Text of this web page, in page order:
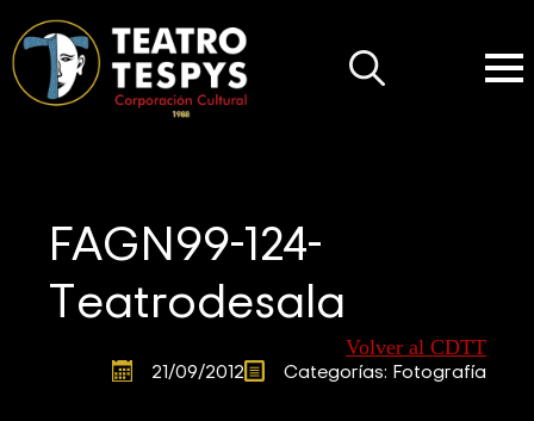
FAGN99-124-
Teatrodesala
Volver al CDTT
21/09/2012 Categorías: Fotografía